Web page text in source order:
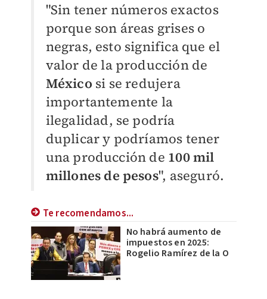
"Sin tener números exactos
porque son áreas grises o
negras, esto significa que el
valor de la producción de
México si se redujera
importantemente la
ilegalidad, se podría
duplicar y podríamos tener
una producción de 100 mil
millones de pesos", aseguró.
Te recomendamos...
No habrá aumento de
impuestos en 2025:
Rogelio Ramírez de la O